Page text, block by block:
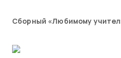
Сборный «Любимому